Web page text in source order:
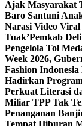
Ajak Masyarakat
Baro Santuni
Narasi Video Viral
Tuak’Pemkab
Pengelola Tol
Week 2026,
Fashion
Hadirkan
Perkuat Literasi
Miliar TPP Tak
Penanganan
Tempat Hiburan